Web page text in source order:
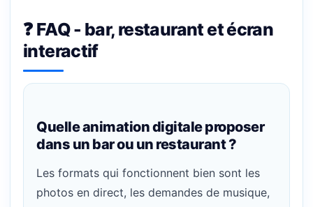
❓ FAQ - bar, restaurant et écran
interactif
Quelle animation digitale proposer
dans un bar ou un restaurant ?
Les formats qui fonctionnent bien sont les
photos en direct, les demandes de musique,